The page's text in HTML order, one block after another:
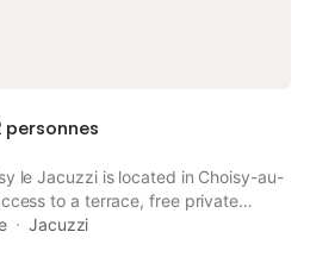
personnes
le Jacuzzi is located in Choisy-au-
to a terrace, free private
features a seasonal outdoor
garden.
Jacuzzi